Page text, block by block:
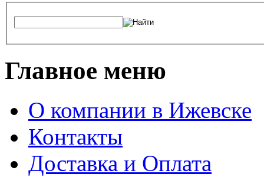
Главное меню
О компании в Ижевске
Контакты
Доставка и Оплата